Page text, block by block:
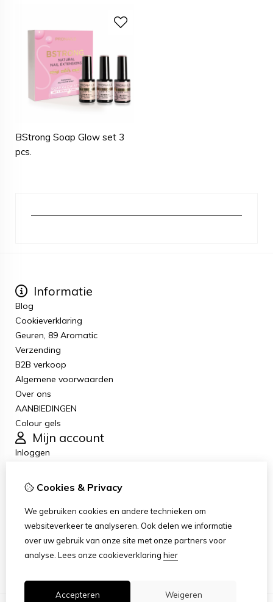
BStrong Soap Glow set 3
pcs.
Informatie
Blog
Cookieverklaring
Geuren, 89 Aromatic
Verzending
B2B verkoop
Algemene voorwaarden
Over ons
AANBIEDINGEN
Colour gels
Mijn account
Inloggen
Verlanglijst
Klantenservice
Contact
Retourneren
Sitemap
Cookies & Privacy
We gebruiken cookies en andere technieken om
websiteverkeer te analyseren. Ook delen we informatie
over uw gebruik van onze site met onze partners voor
analyse. Lees onze cookieverklaring hier
Accepteren Weigeren